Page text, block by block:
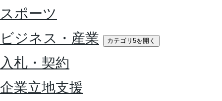
スポーツ
ビジネス・産業
カテゴリ5を開く
入札・契約
企業立地支援